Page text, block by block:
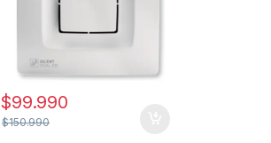
$99.990
$150.990